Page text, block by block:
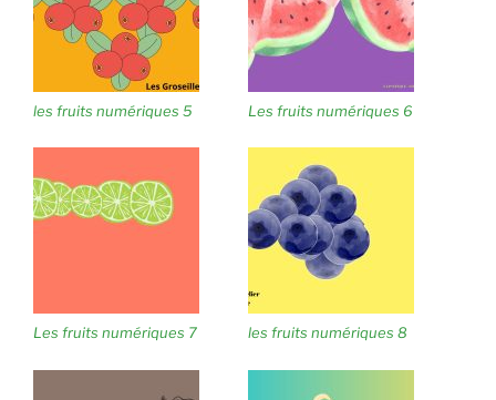
les fruits numériques 5 Les fruits numériques 6
Les fruits numériques 7 les fruits numériques 8